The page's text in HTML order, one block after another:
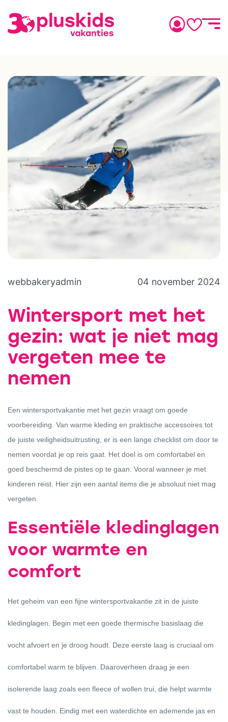
webbakeryadmin 04 november 2024
Wintersport met het
gezin: wat je niet mag
vergeten mee te
nemen
Een wintersportvakantie met het gezin vraagt om goede
voorbereiding. Van warme kleding en praktische accessoires tot
de juiste veiligheidsuitrusting, er is een lange checklist om door te
nemen voordat je op reis gaat. Het doel is om comfortabel en
goed beschermd de pistes op te gaan. Vooral wanneer je met
kinderen reist. Hier zijn een aantal items die je absoluut niet mag
vergeten.
Essentiële kledinglagen
voor warmte en
comfort
Het geheim van een fijne wintersportvakantie zit in de juiste
kledinglagen. Begin met een goede thermische basislaag die
vocht afvoert en je droog houdt. Deze eerste laag is cruciaal om
comfortabel warm te blijven. Daaroverheen draag je een
isolerende laag zoals een fleece of wollen trui, die helpt warmte
vast te houden. Eindig met een waterdichte en ademende jas en